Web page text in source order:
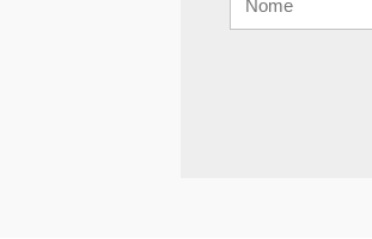
mail